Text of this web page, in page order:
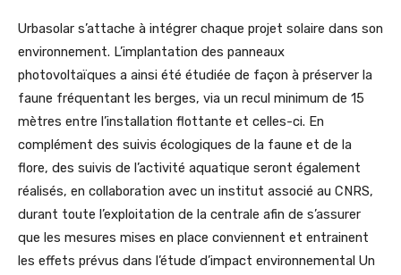
Urbasolar s’attache à intégrer chaque projet solaire dans son
environnement. L’implantation des panneaux
photovoltaïques a ainsi été étudiée de façon à préserver la
faune fréquentant les berges, via un recul minimum de 15
mètres entre l’installation flottante et celles-ci. En
complément des suivis écologiques de la faune et de la
flore, des suivis de l’activité aquatique seront également
réalisés, en collaboration avec un institut associé au CNRS,
durant toute l’exploitation de la centrale afin de s’assurer
que les mesures mises en place conviennent et entrainent
les effets prévus dans l’étude d’impact environnemental Un